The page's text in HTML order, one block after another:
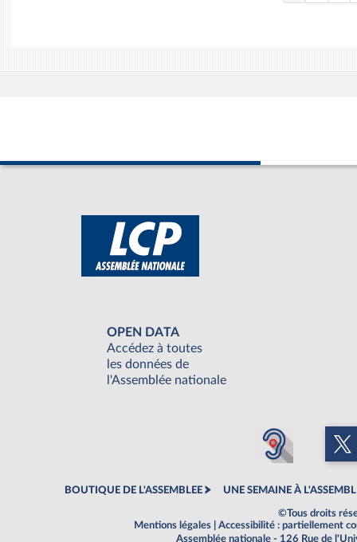
OPEN DATA
Accédez à toutes
les données de
l'Assemblée nationale
BOUTIQUE DE L'ASSEMBLEE UNE SEMAINE À
©Tous droits
Mentions légales
Accessibilité : partiellement
Assemblée nationale - 126 Rue de